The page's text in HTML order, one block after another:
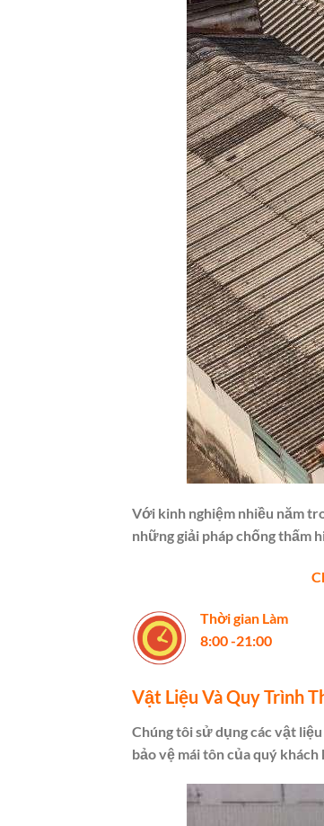
Với kinh nghiệm nhiều năm
những giải pháp chống thấm
Thời gian Làm
8:00 -21:00
Vật Liệu Và Quy Trình
Chúng tôi sử dụng các vật
bảo vệ mái tôn của quý